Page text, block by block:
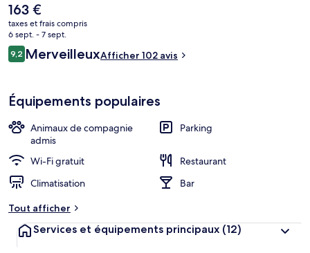
Petit déjeuner buffet servi tous les
Le
prix
actuel
est
de
163 €
taxes et frais compris
6 sept. - 7 sept.
Avis
voyageurs
9,29,2 sur 10
MerveilleuxAfficher 102 avis
Équipements populaires
Animaux de compagnie
admis
Parking
Wi-Fi gratuit
Restaurant
Climatisation
Bar
Tout afficher
Services et équipements principaux (12)